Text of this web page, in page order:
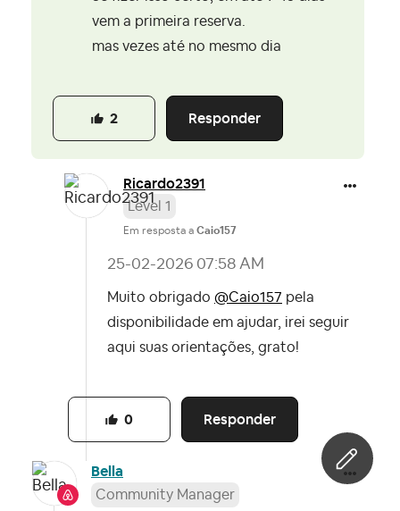
vem a primeira reserva.
mas vezes até no mesmo dia
Responder
2
Ricardo2391
Level 1
Em resposta a Caio157
‎25-02-2026 07:58 AM
Muito obrigado @Caio157 pela
disponibilidade em ajudar, irei seguir
aqui suas orientações, grato!
Responder
0
Bella
Community Manager